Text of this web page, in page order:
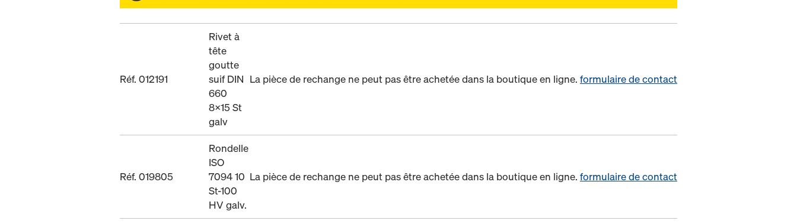
Réf. 012191
Rivet à
tête
goutte
suif DIN
660
8x15 St
galv
La pièce de rechange ne peut pas être achetée dans la boutique en ligne. formulaire de contact
Réf. 019805
Rondelle
ISO
7094 10
St-100
HV galv.
La pièce de rechange ne peut pas être achetée dans la boutique en ligne. formulaire de contact